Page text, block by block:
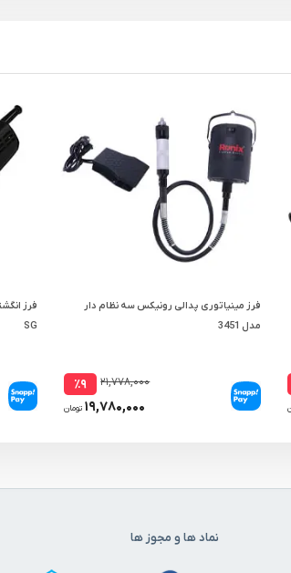
فرز مینیاتوری پدالی رونیکس سه نظام دار
مدل 3451
۲۱,۷۷۸,۰۰۰ ٪۹
۱۹,۷۸۰,۰۰۰ تومان
SG
نماد ها و مجوز ها